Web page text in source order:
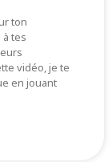
ton
tes
vidéo, je te
en jouant